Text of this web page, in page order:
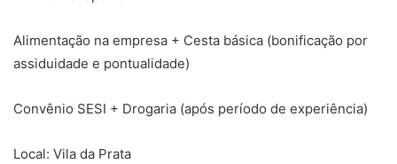
Alimentação na empresa + Cesta básica (bonificação por
assiduidade e pontualidade)
Convênio SESI + Drogaria (após período de experiência)
Local: Vila da Prata